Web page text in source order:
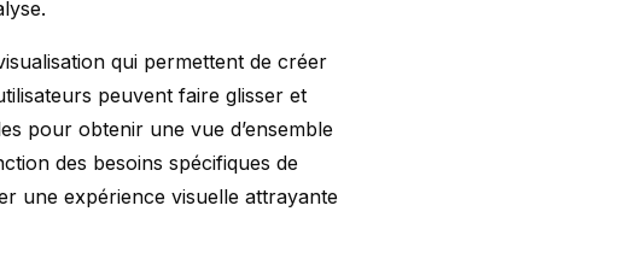
qui permettent de créer
peuvent faire glisser et
pour obtenir une vue d’ensemble
des besoins spécifiques de
une expérience visuelle attrayante